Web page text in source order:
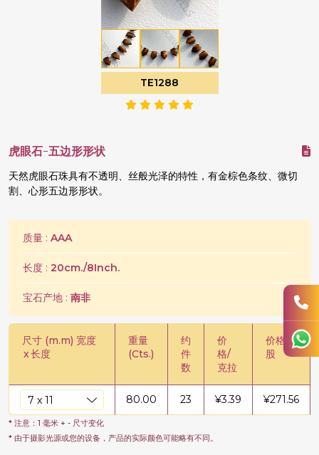
TE1288
虎眼石-五边形形状
天然虎眼石珠具有不透明、丝般光泽的特性，有金棕色条纹、微切
割、心形五边形形状。
质量 : AAA
长度 : 20cm./8Inch.
宝石产地 : 南非
尺寸 (m.m) 宽度
x长度
重量
(Cts.)
约
件
数
价
格/
克拉
价格/
股
80.00 23 ¥3.39 ¥271.56
* 注意：1 毫米 + - 尺寸变化
* 由于摄影光源或您的设备，产品的实际颜色可能略有不同。